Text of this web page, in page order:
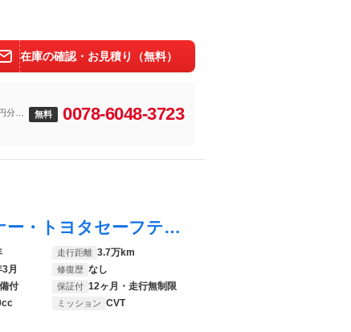
在庫の確認・お見積り（無料）
分の
とな
無料 0078-6048-3723
ＲＡＶ４ ＰＨＶ ブラックトーン ワンオーナー・トヨタセーフティセンス・フルセグナビ・全周囲カメラ・ＢＴオーディオ・ＬＥＤライト・パノラマルーフ・デジタルミラー・１９ＡＷ・ＡＣＣ・ＢＳＭ・ＥＴＣ・ＡＣ１００Ｖ・シートヒーター＋クーラー
走行距離 3.7万km
月 修復歴 なし
付 保証付 12ヶ月・走行無制限
ミッション CVT